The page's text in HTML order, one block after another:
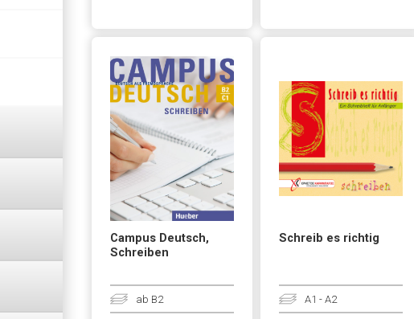
Campus Deutsch,
Schreiben
ab B2
Schreib es richtig
A1 - A2